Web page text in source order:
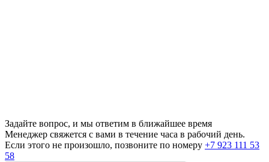
Задайте вопрос, и мы ответим в ближайшее время
Менеджер свяжется с вами в течение часа в рабочий день.
Если этого не произошло, позвоните по номеру +7 923 111 53
58